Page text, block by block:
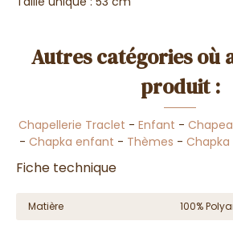
Autres catégories où
produit :
Chapellerie Traclet - Enfant -
- Chapka enfant - Thèmes - Chapka
Fiche technique
Matière
100%